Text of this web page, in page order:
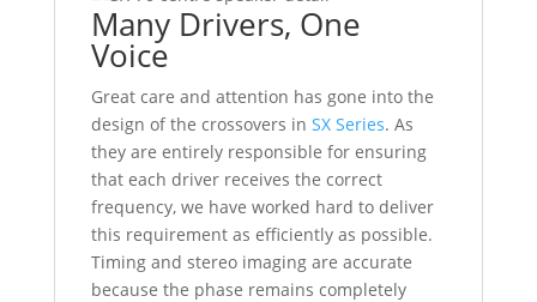
Many Drivers, One
Voice
Great care and attention has gone into the
design of the crossovers in SX Series. As
they are entirely responsible for ensuring
that each driver receives the correct
frequency, we have worked hard to deliver
this requirement as efficiently as possible.
Timing and stereo imaging are accurate
because the phase remains completely